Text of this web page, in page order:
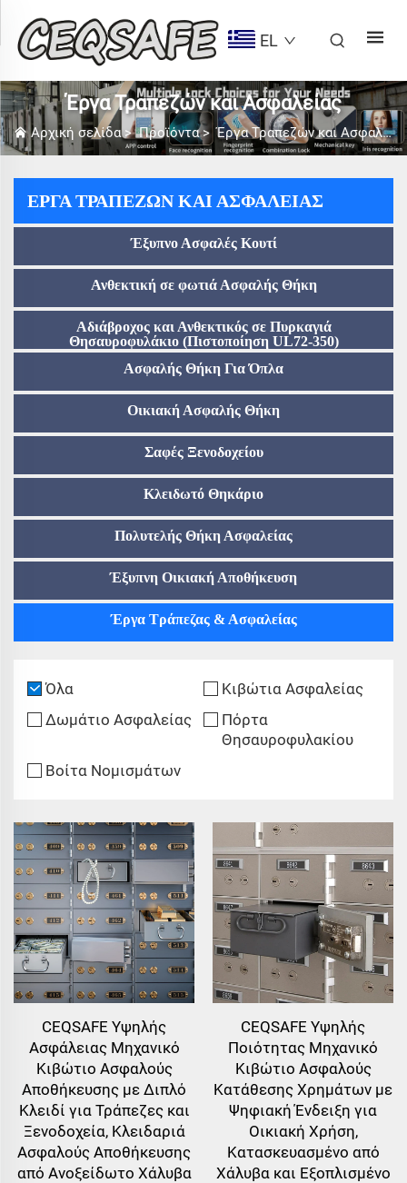
EL
Έργα Τραπεζών και Ασφαλείας
Αρχική σελίδα>Προϊόντα>Έργα Τραπεζών και Ασφαλείας
ΈΡΓΑ ΤΡΑΠΕΖΏΝ ΚΑΙ ΑΣΦΑΛΕΊΑΣ
Έξυπνο Ασφαλές Κουτί
Ανθεκτική σε φωτιά Ασφαλής Θήκη
Αδιάβροχος και Ανθεκτικός σε Πυρκαγιά
Θησαυροφυλάκιο (Πιστοποίηση UL72-350)
Ασφαλής Θήκη Για Όπλα
Οικιακή Ασφαλής Θήκη
Σαφές Ξενοδοχείου
Κλειδωτό Θηκάριο
Πολυτελής Θήκη Ασφαλείας
Έξυπνη Οικιακή Αποθήκευση
Έργα Τράπεζας & Ασφαλείας
Όλα
Κιβώτια Ασφαλείας
Δωμάτιο Ασφαλείας
Πόρτα
Θησαυροφυλακίου
Βοίτα Νομισμάτων
CEQSAFE Υψηλής
Ασφάλειας Μηχανικό
Κιβώτιο Ασφαλούς
Αποθήκευσης με Διπλό
Κλειδί για Τράπεζες και
Ξενοδοχεία, Κλειδαριά
Ασφαλούς Αποθήκευσης
από Ανοξείδωτο Χάλυβα
CEQSAFE Υψηλής
Ποιότητας Μηχανικό
Κιβώτιο Ασφαλούς
Κατάθεσης Χρημάτων με
Ψηφιακή Ένδειξη για
Οικιακή Χρήση,
Κατασκευασμένο από
Χάλυβα και Εξοπλισμένο